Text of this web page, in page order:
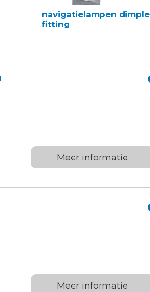
navigatielampen dimple
fitting
Meer informatie
Meer informatie